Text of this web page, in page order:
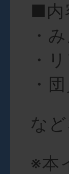
■内
・
・
・
な
※本